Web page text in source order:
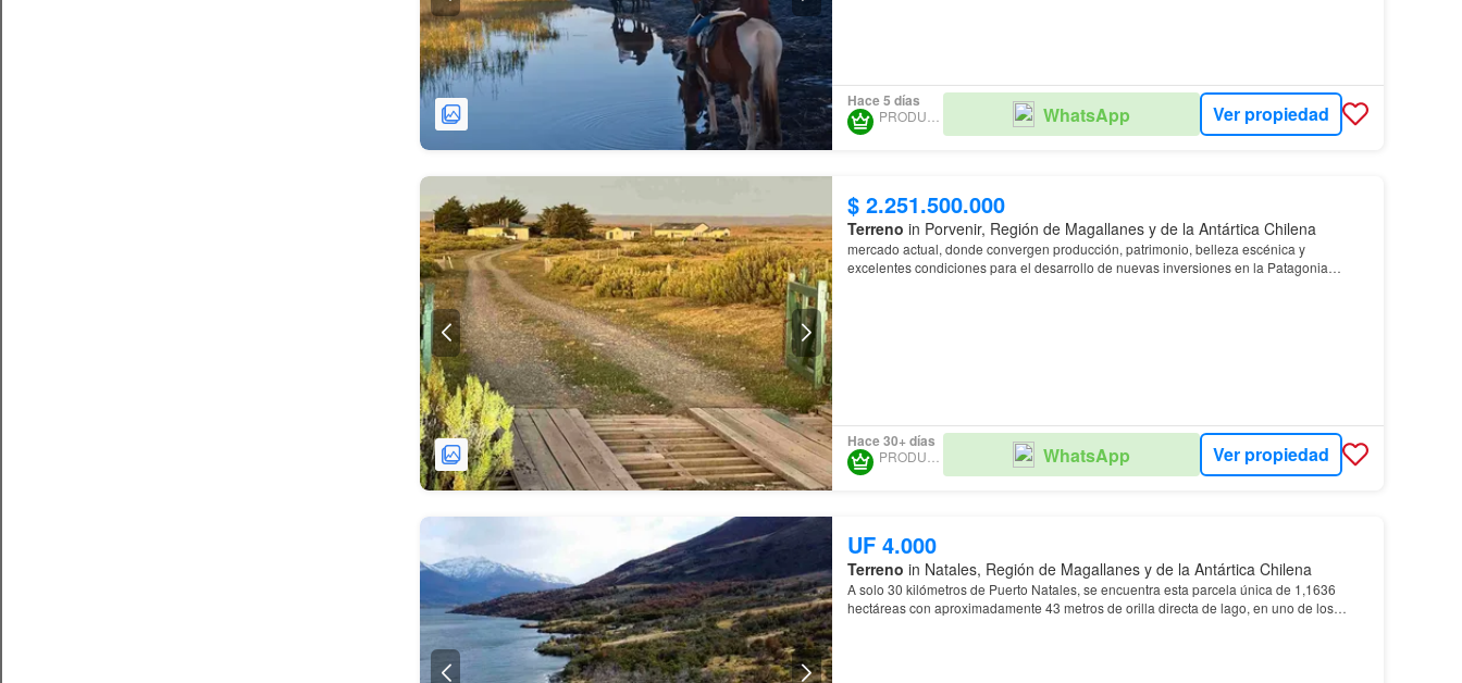
Hace 5 días
WhatsApp Ver propiedad
$ 2.251.500.000
Terreno in Porvenir, Región de Magallanes y de la Antártica Chilena
mercado actual, donde convergen producción, patrimonio, belleza escénica y
excelentes condiciones para el desarrollo de nuevas inversiones en la Patagonia
Hace 30+ días
WhatsApp Ver propiedad
UF 4.000
Terreno in Natales, Región de Magallanes y de la Antártica Chilena
A solo 30 kilómetros de Puerto Natales, se encuentra esta parcela única de 1,1636
hectáreas con aproximadamente 43 metros de orilla directa de lago, en uno de los